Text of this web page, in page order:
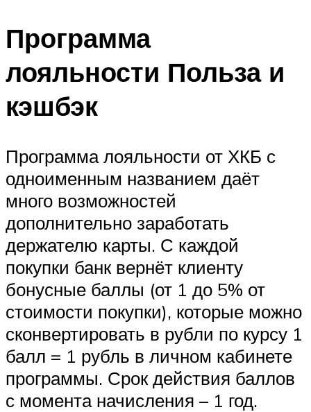
Программа
лояльности Польза и
кэшбэк
Программа лояльности от ХКБ с
одноименным названием даёт
много возможностей
дополнительно заработать
держателю карты. С каждой
покупки банк вернёт клиенту
бонусные баллы (от 1 до 5% от
стоимости покупки), которые можно
сконвертировать в рубли по курсу 1
балл = 1 рубль в личном кабинете
программы. Срок действия баллов
с момента начисления – 1 год.